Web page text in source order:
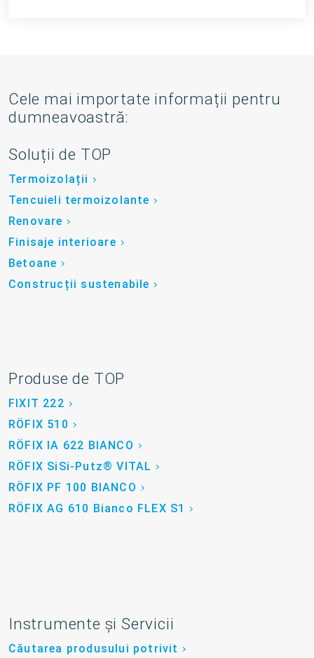
Cele mai importate informații pentru
dumneavoastră:
Soluții de TOP
Termoizolații
Tencuieli termoizolante
Renovare
Finisaje interioare
Betoane
Construcții sustenabile
Produse de TOP
FIXIT 222
RÖFIX 510
RÖFIX IA 622 BIANCO
RÖFIX SiSi-Putz® VITAL
RÖFIX PF 100 BIANCO
RÖFIX AG 610 Bianco FLEX S1
Instrumente și Servicii
Căutarea produsului potrivit